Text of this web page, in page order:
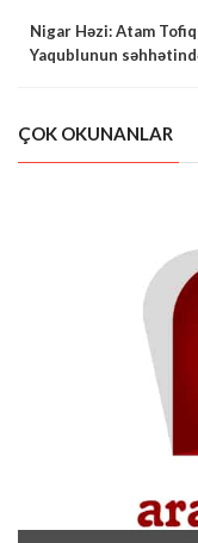
Nigar Həzi: Atam Tofiq
Yaqublunun
ÇOK OKUNANLAR